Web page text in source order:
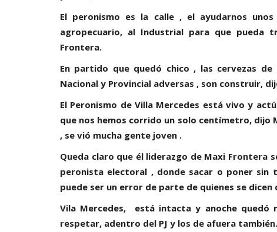
El peronismo es la calle , el ayudarnos
agropecuario, al Industrial para que pueda
Frontera.
En partido que quedó chico , las cervezas
Nacional y Provincial adversas , son construir,
El Peronismo de Villa Mercedes está vivo y
que nos hemos corrido un solo centímetro, dijo
, se vió mucha gente joven .
Queda claro que él liderazgo de Maxi Frontera
peronista electoral , donde sacar o poner sin
puede ser un error de parte de quienes se dicen
Vila Mercedes, está intacta y anoche quedó
respetar, adentro del PJ y los de afuera también.